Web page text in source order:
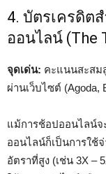
4. บัตรเครดิต
ออนไลน์ (The
จุดเด่น: คะแนนสะสม
ผ่านเว็บไซต์ (Agoda,
แม้การช้อปออนไลน์จ
ออนไลน์ก็เป็นการใช้
อัตราที่สูง (เช่น 3X –